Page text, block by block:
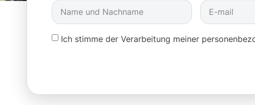
Ich stimme der Verarbeitung meiner